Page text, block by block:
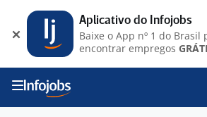
Aplicativo do Infojobs
Baixe o App nº 1 do Brasil
encontrar empregos